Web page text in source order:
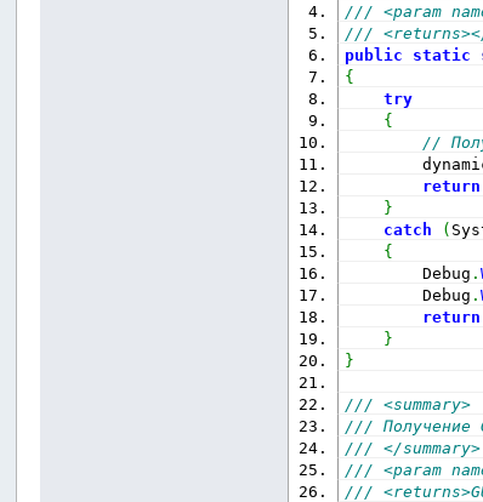
/// <param
///
public
static
{
try
{
//
dynamic
return
}
catch
(
{
Debug .
Debug .
return
}
}
/// <summary>
/// Получение
/// </summary>
/// <param
///